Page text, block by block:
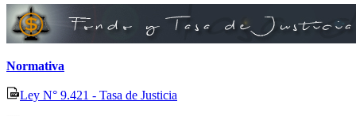
Normativa
Ley N° 9.421 - Tasa de Justicia